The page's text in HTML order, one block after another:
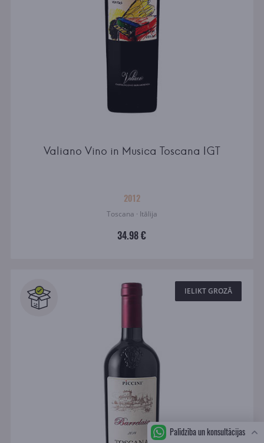
Palīdzība un konsultācijas
Valiano Vino in Musica Toscana IGT
2012
Toscana · Itālija
34.98 €
IELIKT GROZĀ